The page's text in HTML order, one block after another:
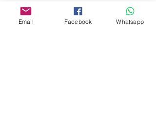
商場2樓275A
Email Facebook Whatsapp